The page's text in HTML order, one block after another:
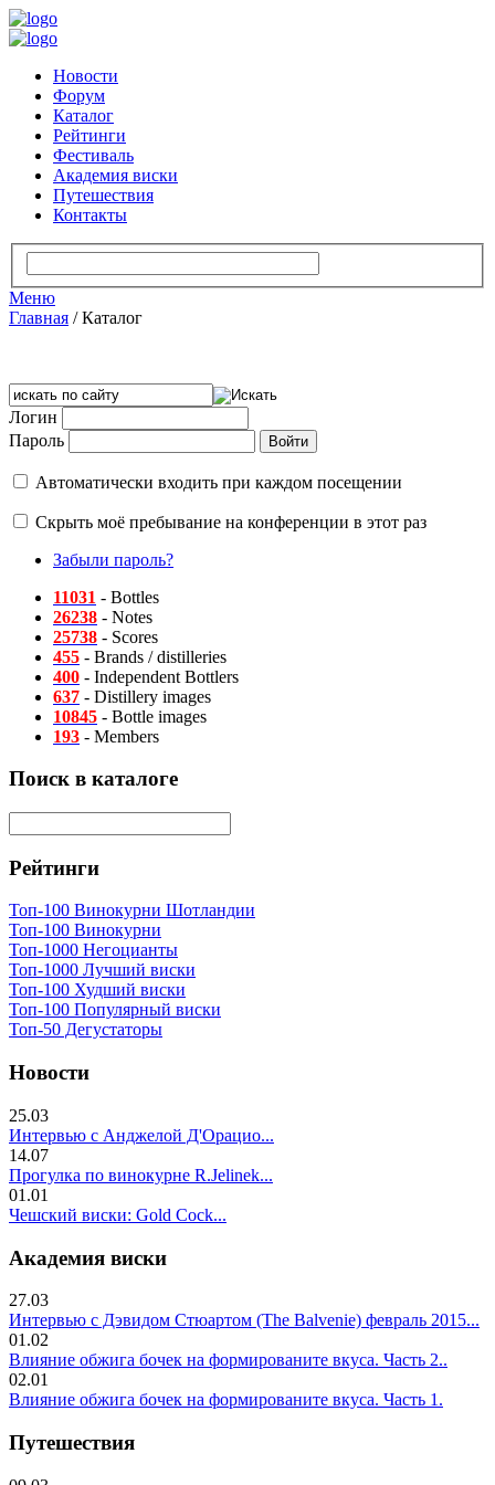
Новости
Форум
Каталог
Рейтинги
Фестиваль
Академия виски
Путешествия
Контакты
Меню
Главная /Каталог
Логин
Пароль
Автоматически входить при каждом посещении
Скрыть моё пребывание на конференции в этот раз
Забыли пароль?
11031 - Bottles
26238 - Notes
25738 - Scores
455 - Brands / distilleries
400 - Independent Bottlers
637 - Distillery images
10845 - Bottle images
193 - Members
Поиск в каталоге
Рейтинги
Топ-100 Винокурни Шотландии
Топ-100 Винокурни
Топ-1000 Негоцианты
Топ-1000 Лучший виски
Топ-100 Худший виски
Топ-100 Популярный виски
Топ-50 Дегустаторы
Новости
25.03
Интервью с Анджелой Д'Орацио...
14.07
Прогулка по винокурне R.Jelinek...
01.01
Чешский виски: Gold Cock...
Академия виски
27.03
Интервью с Дэвидом Стюартом (The Balvenie) февраль 2015...
01.02
Влияние обжига бочек на формированите вкуса. Часть 2..
02.01
Влияние обжига бочек на формированите вкуса. Часть 1.
Путешествия